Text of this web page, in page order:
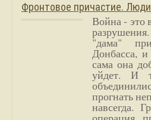
Фронтовое причастие.
Война - это
"дама"
Донбасса,
сама она
уйдет. И
прогнать
навсегда.